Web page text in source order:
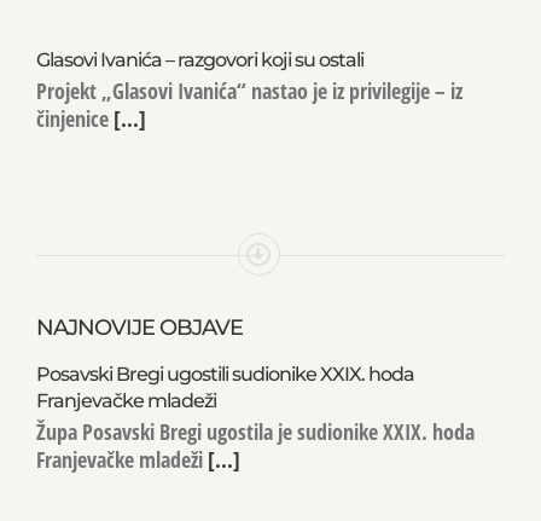
Glasovi Ivanića – razgovori koji su ostali
Projekt „Glasovi Ivanića“ nastao je iz privilegije – iz
činjenice [...]
NAJNOVIJE OBJAVE
Posavski Bregi ugostili sudionike XXIX. hoda
Franjevačke mladeži
Župa Posavski Bregi ugostila je sudionike XXIX. hoda
Franjevačke mladeži [...]